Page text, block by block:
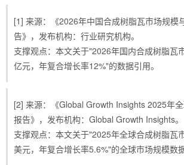
[1] 来源：《2026年中国合成树脂瓦市场规模
告》，发布机构：行业研究机构。
支撑观点：本文关于"2026年国内合成树脂瓦
亿元，年复合增长率12%"的数据引用。
[2] 来源：《Global Growth Insights 2025年
报告》，发布机构：Global Growth Insights。
支撑观点：本文关于"2025年全球合成树脂瓦
美元，年复合增长率5.6%"的全球市场规模数据